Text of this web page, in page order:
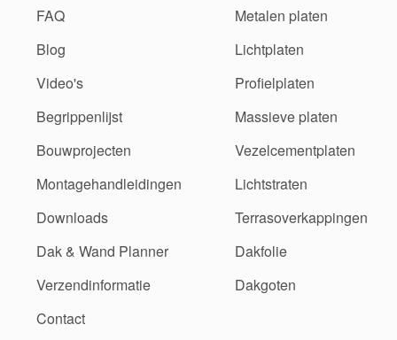
FAQ
Blog
Video's
Begrippenlijst
Bouwprojecten
Montagehandleidingen
Downloads
Dak & Wand Planner
Verzendinformatie
Contact
Metalen platen
Lichtplaten
Profielplaten
Massieve platen
Vezelcementplaten
Lichtstraten
Terrasoverkappingen
Dakfolie
Dakgoten